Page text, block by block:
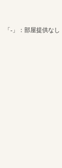
-」：部屋提供なし